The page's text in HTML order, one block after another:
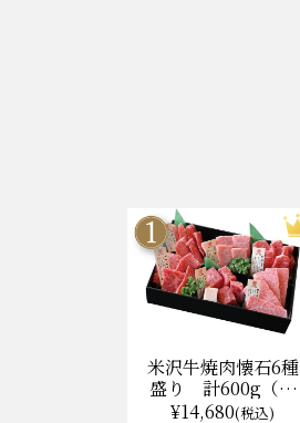
米沢牛焼肉懐石6種
盛り 計600g（冷
凍）送料無料 化粧
¥14,680(税込)